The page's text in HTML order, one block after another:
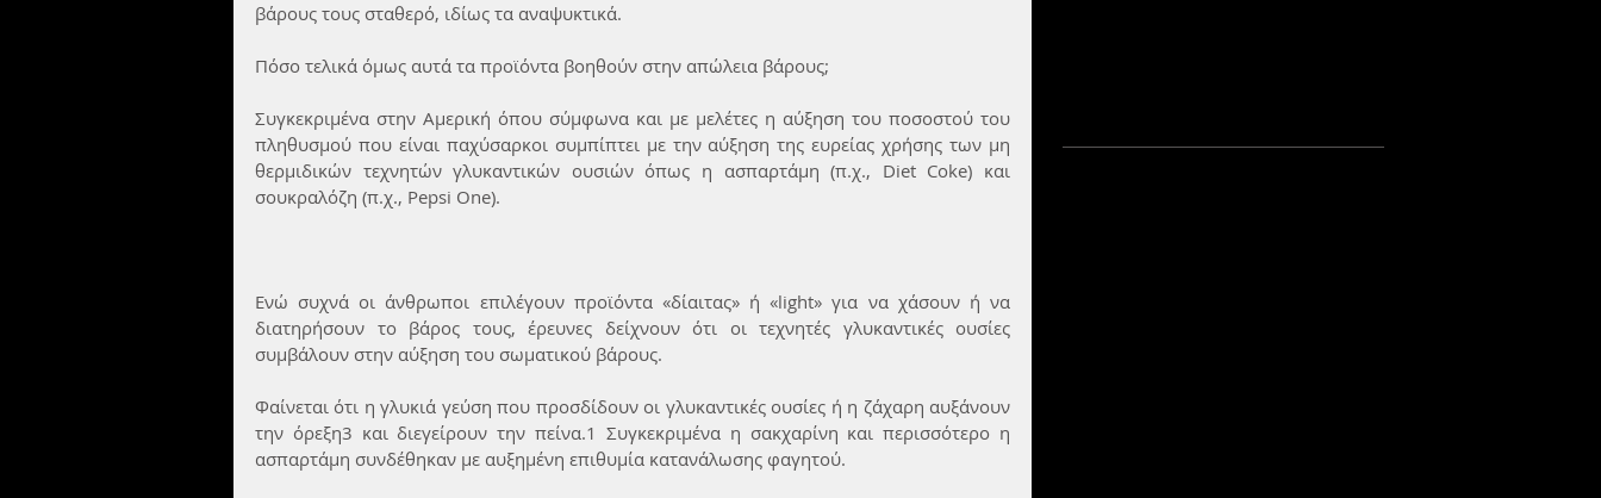
βάρους τους σταθερό, ιδίως τα αναψυκτικά.
Πόσο τελικά όμως αυτά τα προϊόντα βοηθούν στην απώλεια βάρους;
Συγκεκριμένα στην Αμερική όπου σύμφωνα και με μελέτες η αύξηση του ποσοστού του
πληθυσμού που είναι παχύσαρκοι συμπίπτει με την αύξηση της ευρείας χρήσης των μη
θερμιδικών τεχνητών γλυκαντικών ουσιών όπως η ασπαρτάμη (π.χ., Diet Coke) και
σουκραλόζη (π.χ., Pepsi One).
Ενώ συχνά οι άνθρωποι επιλέγουν προϊόντα «δίαιτας» ή «light» για να χάσουν ή να
διατηρήσουν το βάρος τους, έρευνες δείχνουν ότι οι τεχνητές γλυκαντικές ουσίες
συμβάλουν στην αύξηση του σωματικού βάρους.
Φαίνεται ότι η γλυκιά γεύση που προσδίδουν οι γλυκαντικές ουσίες ή η ζάχαρη αυξάνουν
την όρεξη3 και διεγείρουν την πείνα.1 Συγκεκριμένα η σακχαρίνη και περισσότερο η
ασπαρτάμη συνδέθηκαν με αυξημένη επιθυμία κατανάλωσης φαγητού.